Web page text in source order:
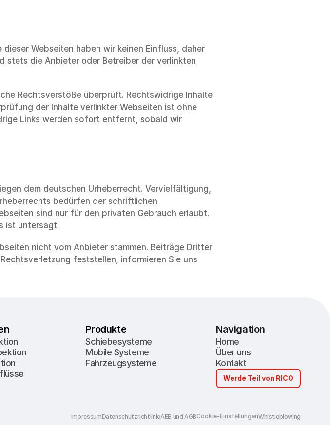
Webseiten haben wir keinen Einfluss, daher
stets die Anbieter oder Betreiber der verlinkten
Rechtsverstöße überprüft. Rechtswidrige Inhalte
der Inhalte verlinkter Webseiten ist ohne
Links werden sofort entfernt, sobald wir
dem deutschen Urheberrecht. Vervielfältigung,
bedürfen der schriftlichen
sind nur für den privaten Gebrauch erlaubt.
ist untersagt.
nicht vom Anbieter stammen. Beiträge Dritter
feststellen, informieren Sie uns
Produkte
Schiebesysteme
Mobile Systeme
Fahrzeugsysteme
Navigation
Home
Über uns
Kontakt
Werde Teil von RICO
ImpressumDatenschutzrichtlinieAEB und AGBCookie-EinstellungenWhistleblowing